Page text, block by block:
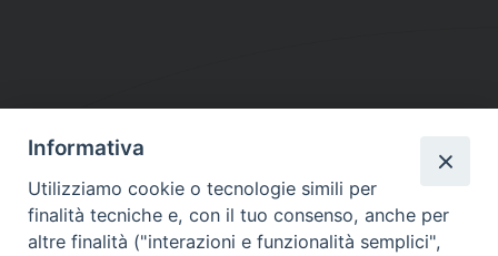
DIOCESI SUBURBICARIA DI ALBANO
Contatti:Tel.: 06.93268401 - Fax.: 06.9323844
E-mail:curia@diocesidialbano.it
Informativa
Utilizziamo cookie o tecnologie simili per
finalità tecniche e, con il tuo consenso, anche per
altre finalità ("interazioni e funzionalità semplici",